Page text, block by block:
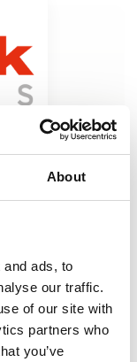
About
ads, to
our traffic.
of our site with
partners who
you’ve
en motor..
inden for drive